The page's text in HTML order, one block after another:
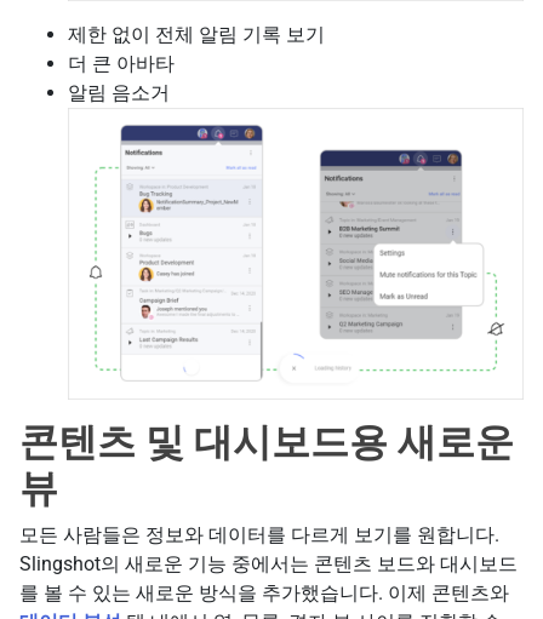
제한 없이 전체 알림 기록 보기
더 큰 아바타
알림 음소거
콘텐츠 및 대시보드용 새로운
뷰
모든 사람들은 정보와 데이터를 다르게 보기를 원합니다.
Slingshot의 새로운 기능 중에서는 콘텐츠 보드와 대시보드
를 볼 수 있는 새로운 방식을 추가했습니다. 이제 콘텐츠와